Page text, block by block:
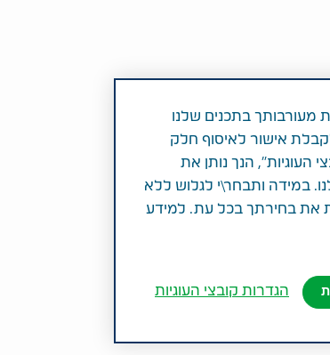
בתכנים שלנו
אישור לאיסוף חלק
העוגיות", הנך נותן את
במידה ותבחר\י לגלוש ללא
את בחירתך בכל עת. למידע
הגדרות קובצי העוגיות